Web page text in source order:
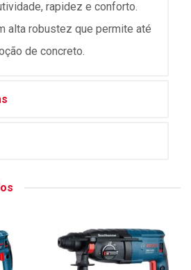
rapidez e conforto.
alta robustez que permite até
de concreto.